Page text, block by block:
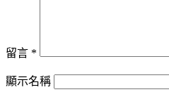
留言 *
顯示名稱